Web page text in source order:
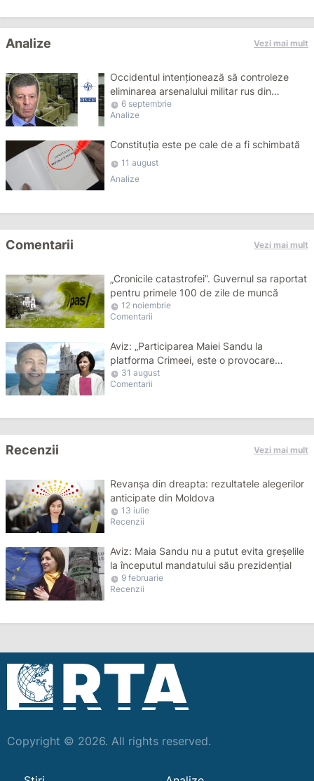
Analize Vezi mai mult
Occidentul intenționează să controleze
eliminarea arsenalului militar rus din
Transnistria
6 septembrie
Analize
Constituția este pe cale de a fi schimbată
11 august
Analize
Comentarii Vezi mai mult
„Cronicile catastrofei”. Guvernul sa raportat
pentru primele 100 de zile de muncă
12 noiembrie
Comentarii
Aviz: „Participarea Maiei Sandu la
platforma Crimeei, este o provocare
împotriva Moscovei”.
31 august
Comentarii
Recenzii Vezi mai mult
Revanșa din dreapta: rezultatele alegerilor
anticipate din Moldova
13 iulie
Recenzii
Aviz: Maia Sandu nu a putut evita greșelile
la începutul mandatului său prezidențial
9 februarie
Recenzii
Copyright © 2026. All rights reserved.